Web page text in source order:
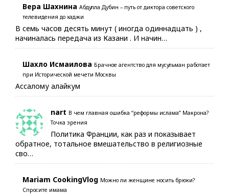
Вера Шахнина Абдулла Дубин – путь от диктора советского
телевидения до хаджи
В семь часов десять минут ( иногда одиннадцать ) ,
начиналась передача из Казани . И начин…
Шахло Исмаилова Брачное агентство для мусульман работает
при Исторической мечети Москвы
Ассалому алайкум
nart В чем главная ошибка “реформы ислама” Макрона?
Точка зрения
Политика Франции, как раз и показывает
обратное, тотальное вмешательство в религиозные
сво…
Mariam CookingVlog Можно ли женщине носить брюки?
Спросите имама